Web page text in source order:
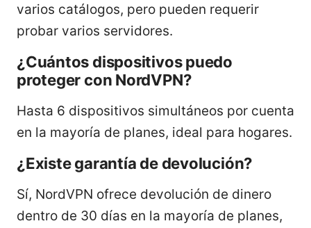
varios catálogos, pero pueden requerir
probar varios servidores.
¿Cuántos dispositivos puedo
proteger con NordVPN?
Hasta 6 dispositivos simultáneos por cuenta
en la mayoría de planes, ideal para hogares.
¿Existe garantía de devolución?
Sí, NordVPN ofrece devolución de dinero
dentro de 30 días en la mayoría de planes,